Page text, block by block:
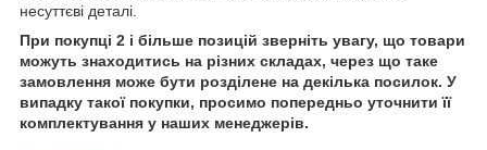
несуттєві деталі.
При покупці 2 і більше позицій зверніть увагу, що товари
можуть знаходитись на різних складах, через що таке
замовлення може бути розділене на декілька посилок. У
випадку такої покупки, просимо попередньо уточнити її
комплектування у наших менеджерів.